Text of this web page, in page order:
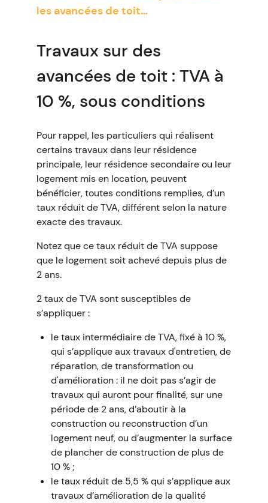
les avancées de toit…
Travaux sur des
avancées de toit : TVA à
10 %, sous conditions
Pour rappel, les particuliers qui réalisent
certains travaux dans leur résidence
principale, leur résidence secondaire ou leur
logement mis en location, peuvent
bénéficier, toutes conditions remplies, d’un
taux réduit de TVA, différent selon la nature
exacte des travaux.
Notez que ce taux réduit de TVA suppose
que le logement soit achevé depuis plus de
2 ans.
2 taux de TVA sont susceptibles de
s’appliquer :
le taux intermédiaire de TVA, fixé à 10 %,
qui s’applique aux travaux d'entretien, de
réparation, de transformation ou
d'amélioration : il ne doit pas s’agir de
travaux qui auront pour finalité, sur une
période de 2 ans, d’aboutir à la
construction ou reconstruction d’un
logement neuf, ou d’augmenter la surface
de plancher de construction de plus de
10 % ;
le taux réduit de 5,5 % qui s’applique aux
travaux d’amélioration de la qualité